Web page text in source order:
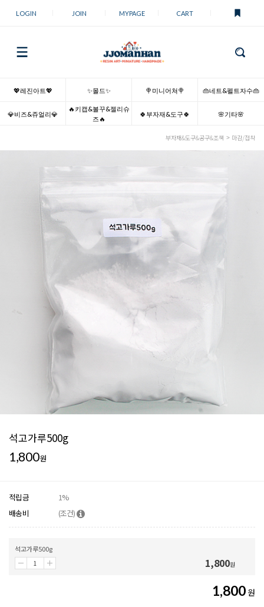
LOGIN JOIN MYPAGE CART
💖레진아트💖 ✨몰드✨ 🍭미니어쳐🍭 👜네트&펠트자수👜
💎비즈&쥬얼리💎
🔥키캡&볼꾸&젤리슈
즈🔥
🍀부자재&도구🍀 🌸기타🌸
부자재&도구&공구&조색 마감/접착
석고가루500g
1,800원
적립금
1%
배송비
(조건)
석고가루500g
1,800원
1,800 원